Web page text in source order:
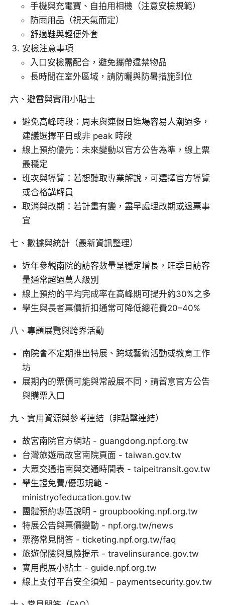
手機與充電寶、自拍用相機（注意安檢規範）
防雨用品（視天氣而定）
舒適鞋與輕便外套
安檢注意事項
入口安檢需配合，避免攜帶違禁物品
長時間在室外區域，請防曬與防暑措施到位
六、避雷與實用小貼士
避免高峰時段：周末與連假日進場容易人潮過多，
建議選擇平日或非 peak 時段
線上預約優先：未來變動以官方公告為準，線上票
最穩定
班次與導覽：若想聽取專業解說，可選擇官方導覽
或合格講解員
取消與改期：若計畫有變，盡早處理改期或退票事
宜
七、數據與統計（最新資訊整理）
近年參觀南院的訪客數量呈穩定增長，旺季日訪客
量通常超過萬人級別
線上預約的平均完成率在高峰期可提升約30%之多
學生與長者票價折扣通常可降低總花費20–40%
八、專題展覽與跨界活動
南院會不定期推出特展、跨域藝術活動或教育工作
坊
展期內的票價可能與常設展不同，請留意官方公告
與購票入口
九、實用資源與參考連結（非點擊連結）
故宮南院官方網站 - guangdong.npf.org.tw
台灣旅遊局故宮南院頁面 - taiwan.gov.tw
大眾交通指南與交通時間表 - taipeitransit.gov.tw
學生證免費/優惠規範 -
ministryofeducation.gov.tw
團體預約專區說明 - groupbooking.npf.org.tw
特展公告與票價變動 - npf.org.tw/news
票務常見問答 - ticketing.npf.org.tw/faq
旅遊保險與風險提示 - travelinsurance.gov.tw
實用觀展小貼士 - guide.npf.org.tw
線上支付平台安全須知 - paymentsecurity.gov.tw